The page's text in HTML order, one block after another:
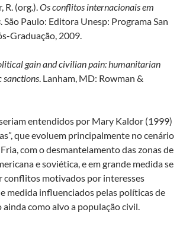
R. (org.).Os conflitos internacionais em
. São Paulo: Editora Unesp: Programa San
Graduação, 2009.
gain and civilian pain: humanitarian
sanctions. Lanham, MD: Rowman &
entendidos por Mary Kaldor (1999)
que evoluem principalmente no cenário
com o desmantelamento das zonas de
e soviética, e em grande medida se
conflitos motivados por interesses
medida influenciados pelas políticas de
como alvo a população civil.